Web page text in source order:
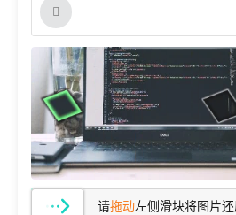
long value =
struct file*
if(NULL !=
请拖动左侧滑块将图片